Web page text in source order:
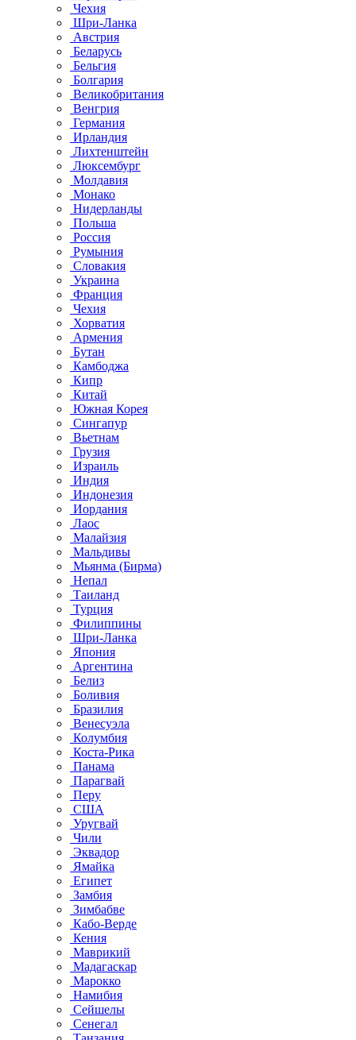
Чехия
Шри-Ланка
Австрия
Беларусь
Бельгия
Болгария
Великобритания
Венгрия
Германия
Ирландия
Лихтенштейн
Люксембург
Молдавия
Монако
Нидерланды
Польша
Россия
Румыния
Словакия
Украина
Франция
Чехия
Хорватия
Армения
Бутан
Камбоджа
Кипр
Китай
Южная Корея
Сингапур
Вьетнам
Грузия
Израиль
Индия
Индонезия
Иордания
Лаос
Малайзия
Мальдивы
Мьянма (Бирма)
Непал
Таиланд
Турция
Филиппины
Шри-Ланка
Япония
Аргентина
Белиз
Боливия
Бразилия
Венесуэла
Колумбия
Коста-Рика
Панама
Парагвай
Перу
США
Уругвай
Чили
Эквадор
Ямайка
Египет
Замбия
Зимбабве
Кабо-Верде
Кения
Маврикий
Мадагаскар
Марокко
Намибия
Сейшелы
Сенегал